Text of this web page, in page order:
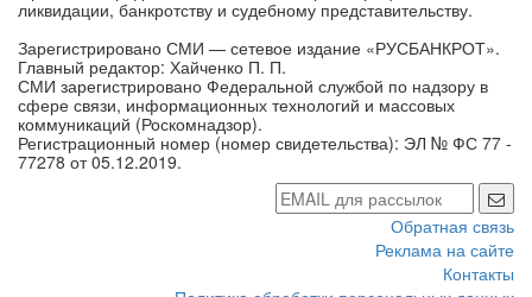
Зарегистрировано СМИ — сетевое издание «РУСБАНКРОТ».
Главный редактор: Хайченко П. П.
СМИ зарегистрировано Федеральной службой по надзору в
сфере связи, информационных технологий и массовых
коммуникаций (Роскомнадзор).
Регистрационный номер (номер свидетельства): ЭЛ № ФС 77 -
77278 от 05.12.2019.
Обратная связь
Реклама на сайте
Контакты
Политика обработки персональных данных